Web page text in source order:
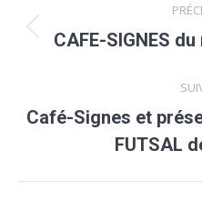
article
CAFE-SIGNES du
Café-Signes et
FUTSAL